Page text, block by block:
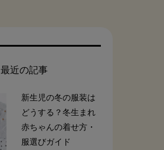
最近の記事
新生児の冬の服装は
どうする？冬生まれ
赤ちゃんの着せ方・
服選びガイド